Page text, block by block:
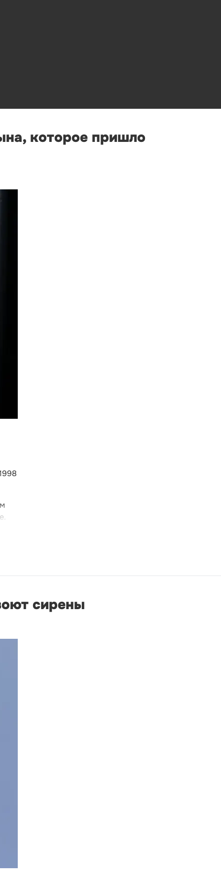
которое пришло
сирены